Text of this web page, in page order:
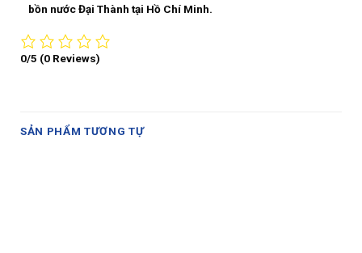
bồn nước Đại Thành tại Hồ Chí Minh.
0/5 (0 Reviews)
SẢN PHẨM TƯƠNG TỰ